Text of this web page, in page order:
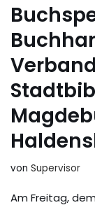
von Supervisor
Am Freitag,